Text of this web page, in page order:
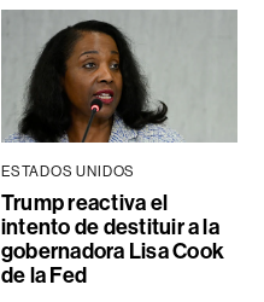
ESTADOS UNIDOS
Trump reactiva el
intento de destituir a la
gobernadora Lisa Cook
de la Fed